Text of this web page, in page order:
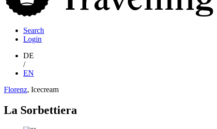
Search
Login
DE
/
EN
Florenz, Icecream
La Sorbettiera